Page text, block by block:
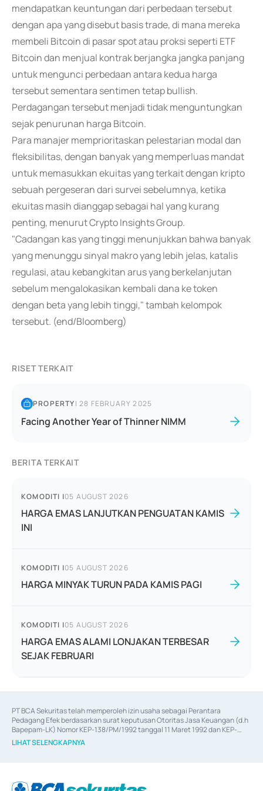
mendapatkan keuntungan dari perbedaan tersebut
dengan apa yang disebut basis trade, di mana mereka
membeli Bitcoin di pasar spot atau proksi seperti ETF
Bitcoin dan menjual kontrak berjangka jangka panjang
untuk mengunci perbedaan antara kedua harga
tersebut sementara sentimen tetap bullish.
Perdagangan tersebut menjadi tidak menguntungkan
sejak penurunan harga Bitcoin.
Para manajer memprioritaskan pelestarian modal dan
fleksibilitas, dengan banyak yang memperluas mandat
untuk memasukkan ekuitas yang terkait dengan kripto
sebuah pergeseran dari survei sebelumnya, ketika
ekuitas masih dianggap sebagai hal yang kurang
penting, menurut Crypto Insights Group.
"Cadangan kas yang tinggi menunjukkan bahwa banyak
yang menunggu sinyal makro yang lebih jelas, katalis
regulasi, atau kebangkitan arus yang berkelanjutan
sebelum mengalokasikan kembali dana ke token
dengan beta yang lebih tinggi," tambah kelompok
tersebut. (end/Bloomberg)
RISET TERKAIT
PROPERTY|28 FEBRUARY 2025
Facing Another Year of Thinner NIMM
BERITA TERKAIT
KOMODITI |05 AUGUST 2026
HARGA EMAS LANJUTKAN PENGUATAN KAMIS
INI
KOMODITI |05 AUGUST 2026
HARGA MINYAK TURUN PADA KAMIS PAGI
KOMODITI |05 AUGUST 2026
HARGA EMAS ALAMI LONJAKAN TERBESAR
SEJAK FEBRUARI
PT BCA Sekuritas telah memperoleh izin usaha sebagai Perantara
Pedagang Efek berdasarkan surat keputusan Otoritas Jasa Keuangan (d.h
Bapepam-LK) Nomor KEP-138/PM/1992 tanggal 11 Maret 1992 dan KEP-
06/D.04/2014 tanggal 28 Februari 2014, izin usaha sebagai Penjamin Emisi
Efek berdasarkan surat keputusan Otoritas Jasa Keuangan Nomor KEP-
berdasarkan surat keputusan Otoritas Jasa Keuangan Nomor S-
LIHAT SELENGKAPNYA